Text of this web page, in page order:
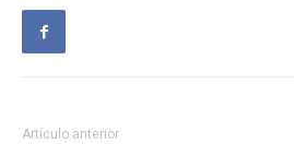
Artículo anterior